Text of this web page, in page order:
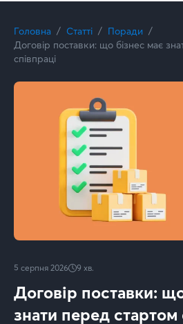
Головна Статті
Поради
Договір поставки: що бізнес має
співпраці
5 серпня 2026 9 хв.
Договір поставки:
знати перед стартом